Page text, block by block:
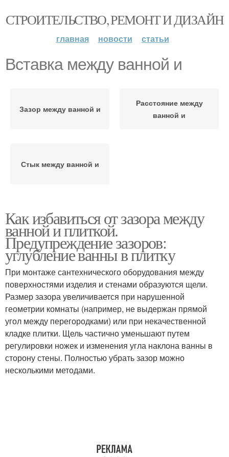
СТРОИТЕЛЬСТВО, РЕМОНТ И ДИЗАЙН
главная новости статьи
Вставка между ванной и
Зазор между ванной и
Расстояние между
ванной и
Стык между ванной и
Как избавиться от зазора между
ванной и плиткой.
Предупреждение зазоров:
углубление ванны в плитку
При монтаже сантехнического оборудования между
поверхностями изделия и стенами образуются щели.
Размер зазора увеличивается при нарушенной
геометрии комнаты (например, не выдержан прямой
угол между перегородками) или при некачественной
кладке плитки. Щель частично уменьшают путем
регулировки ножек и изменения угла наклона ванны в
сторону стены. Полностью убрать зазор можно
несколькими методами.